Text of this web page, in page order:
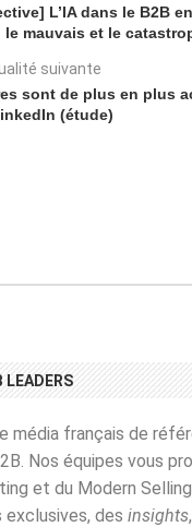
L’IA dans le B2B
le mauvais et le
suivante
sont de plus en plus
(étude)
LEADERS
média français de
Nos équipes vous
et du Modern
exclusives, des insights